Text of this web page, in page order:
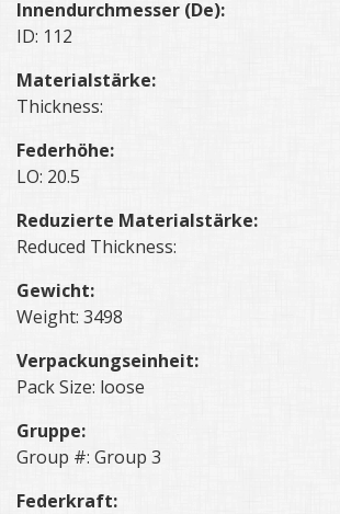
Innendurchmesser (De):
ID: 112
Materialstärke:
Thickness:
Federhöhe:
LO: 20.5
Reduzierte Materialstärke:
Reduced Thickness:
Gewicht:
Weight: 3498
Verpackungseinheit:
Pack Size: loose
Gruppe:
Group #: Group 3
Federkraft: